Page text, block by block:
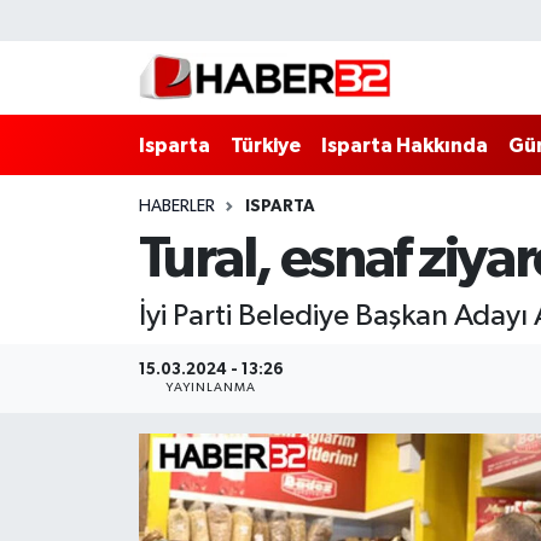
Isparta Türkiye Isparta Hakkında
HABERLER ISPARTA
Tural, esnaf
İyi Parti Belediye Başkan
15.03.2024 - 13:26
YAYINLANMA
Isparta Hakkında
Esnaf Diyor ki;
BİLİM VE TEKNOLOJİ
Isparta Nöbetçi Eczaneler
Isparta Hava Durumu
Isparta Trafik Yoğunluk Haritası
Süper Lig Puan Durumu ve Fikstür
Tüm Manşetler
Haber Arşivi